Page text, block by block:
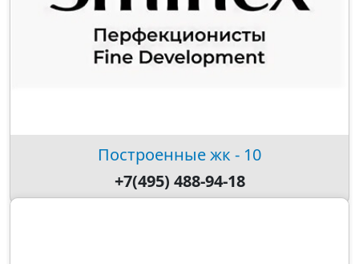
Построенные жк - 10
+7(495) 488-94-18